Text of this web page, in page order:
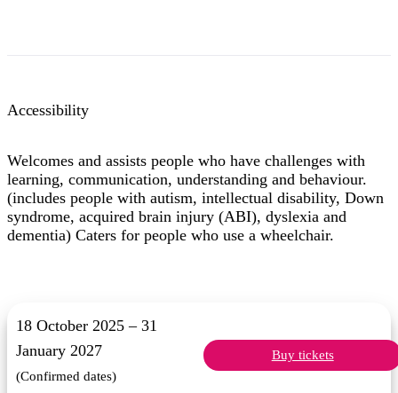
Accessibility
Welcomes and assists people who have challenges with
learning, communication, understanding and behaviour.
(includes people with autism, intellectual disability, Down
syndrome, acquired brain injury (ABI), dyslexia and
dementia) Caters for people who use a wheelchair.
18 October 2025 – 31
January 2027
(Confirmed dates)
Buy tickets